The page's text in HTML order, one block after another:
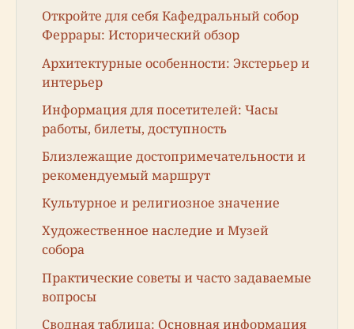
Откройте для себя Кафедральный собор
Феррары: Исторический обзор
Архитектурные особенности: Экстерьер и
интерьер
Информация для посетителей: Часы
работы, билеты, доступность
Близлежащие достопримечательности и
рекомендуемый маршрут
Культурное и религиозное значение
Художественное наследие и Музей
собора
Практические советы и часто задаваемые
вопросы
Сводная таблица: Основная информация